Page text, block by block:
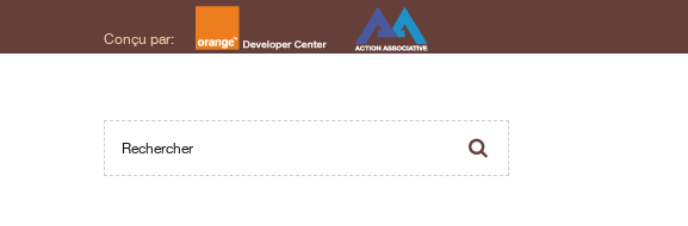
Conçu par: